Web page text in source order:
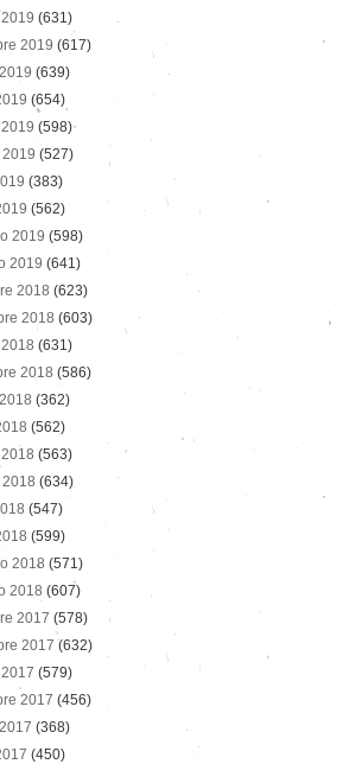
(631)
2019 (617)
(639)
(654)
(598)
(527)
(383)
(562)
2019 (598)
2019 (641)
2018 (623)
2018 (603)
(631)
2018 (586)
(362)
(562)
(563)
(634)
(547)
(599)
2018 (571)
2018 (607)
2017 (578)
2017 (632)
(579)
2017 (456)
(368)
(450)